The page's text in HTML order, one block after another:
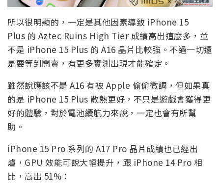
所以很明顯的，一定是其他因素導致 iPhone 15
Plus 的 Aztec Ruins High Tier 成績高出這麼多，並
不是 iPhone 15 Plus 的 A16 晶片比較強。不過一切還
是要等到開賣，有更多實測出現才能確定。
雖然說應該不是 A16 有被 Apple 偷偷微調，但如果真
的是 iPhone 15 Plus 散熱更好，不只是遊戲會獲得更
好的體驗，對於電池續航力來說，一定也會有所幫
助。
iPhone 15 Pro 系列的 A17 Pro 晶片成績也已經出
爐，GPU 效能可說大幅提升，跟 iPhone 14 Pro 相
比，高出 51%：